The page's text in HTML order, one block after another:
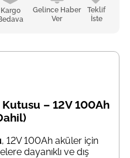
Kargo
Gelince Haber
Ver
Teklif
İste
– 12V 100Ah
, 12V 100Ah aküler için
dayanıklı ve dış